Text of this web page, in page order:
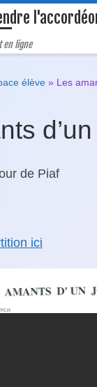
en ligne
élève » Les
de Piaf
ici